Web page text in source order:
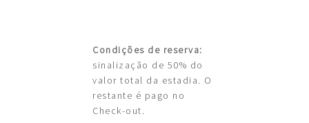
Condições de reserva:
sinalização de 50% do
valor total da estadia. O
restante é pago no
Check-out.